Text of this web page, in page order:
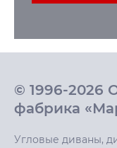
© 1996-2026
фабрика
Угловые диваны,